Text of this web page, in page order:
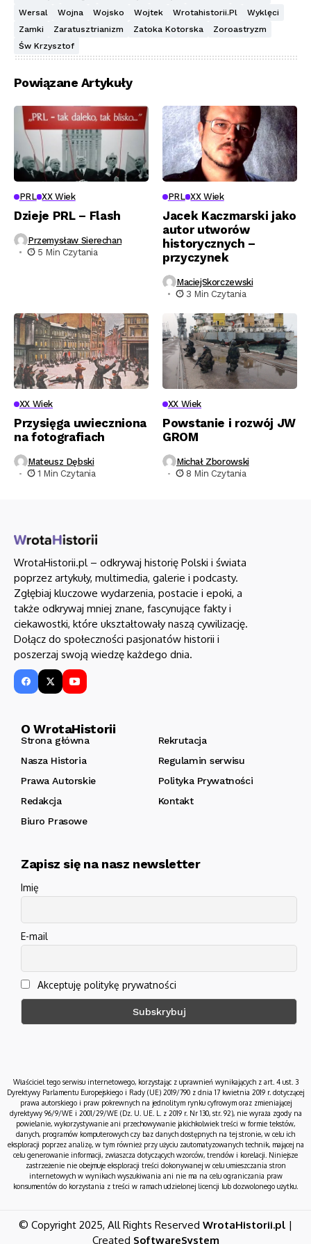
Wersal
Wojna Wojsko Wojtek Wrotahistorii.pl
Wyklęci
Zamki
Zaratusztrianizm Zatoka Kotorska
Zoroastryzm
Św Krzysztof
Powiązane Artykuły
PRL XX Wiek
Dzieje PRL – Flash
Przemysław Sierechan
5 Min Czytania
PRL XX Wiek
Jacek Kaczmarski jako
autor utworów
historycznych –
przyczynek
MaciejSkorczewski
3 Min Czytania
XX Wiek
Przysięga uwieczniona
na fotografiach
Mateusz Dębski
1 Min Czytania
XX Wiek
Powstanie i rozwój JW
GROM
Michał Zborowski
8 Min Czytania
WrotaHistorii.pl – odkrywaj historię Polski i świata
poprzez artykuły, multimedia, galerie i podcasty.
Zgłębiaj kluczowe wydarzenia, postacie i epoki, a
także odkrywaj mniej znane, fascynujące fakty i
ciekawostki, które ukształtowały naszą cywilizację.
Dołącz do społeczności pasjonatów historii i
poszerzaj swoją wiedzę każdego dnia.
O WrotaHistorii
Strona główna
Rekrutacja
Nasza Historia
Regulamin serwisu
Prawa Autorskie
Polityka Prywatności
Redakcja
Kontakt
Biuro Prasowe
Zapisz się na nasz newsletter
Imię
E-mail
Akceptuję politykę prywatności
Właściciel tego serwisu internetowego, korzystając z uprawnień wynikających z art. 4 ust. 3
Dyrektywy Parlamentu Europejskiego i Rady (UE) 2019/790 z dnia 17 kwietnia 2019 r. dotyczącej
prawa autorskiego i praw pokrewnych na jednolitym rynku cyfrowym oraz zmieniającej
dyrektywy 96/9/WE i 2001/29/WE (Dz. U. UE. L. z 2019 r. Nr 130, str. 92), nie wyraża zgody na
powielanie, wykorzystywanie ani przechowywanie jakichkolwiek treści w formie tekstów,
danych, programów komputerowych czy baz danych dostępnych na tej stronie, w celu ich
eksploracji poprzez analizę, w tym również przy użyciu zautomatyzowanych technik, mającej na
celu generowanie informacji, zwłaszcza dotyczących wzorców, trendów i korelacji. Niniejsze
zastrzeżenie nie obejmuje eksploracji treści dokonywanej w celu umieszczania stron
internetowych w wynikach wyszukiwania ani nie ma na celu ograniczania praw
konsumentów do korzystania z treści w ramach udzielonej licencji lub dozwolonego użytku.
© Copyright 2025, All Rights Reserved WrotaHistorii.pl |
Created SoftwareSystem